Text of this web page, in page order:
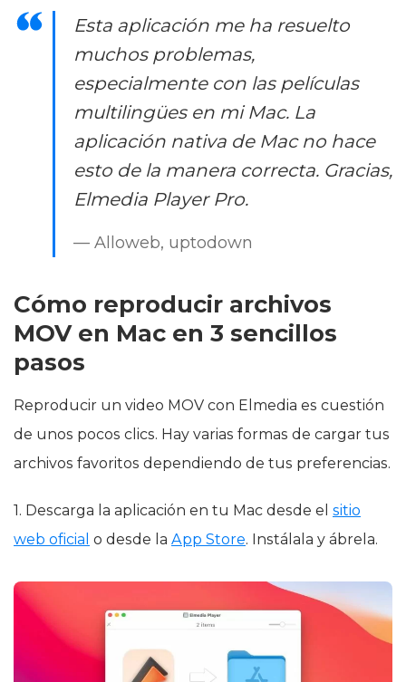
Esta aplicación me ha resuelto
muchos problemas,
especialmente con las películas
multilingües en mi Mac. La
aplicación nativa de Mac no hace
esto de la manera correcta. Gracias,
Elmedia Player Pro.
— Alloweb, uptodown
Cómo reproducir archivos
MOV en Mac en 3 sencillos
pasos
Reproducir un video MOV con Elmedia es cuestión
de unos pocos clics. Hay varias formas de cargar tus
archivos favoritos dependiendo de tus preferencias.
1. Descarga la aplicación en tu Mac desde el sitio
web oficial o desde la App Store. Instálala y ábrela.